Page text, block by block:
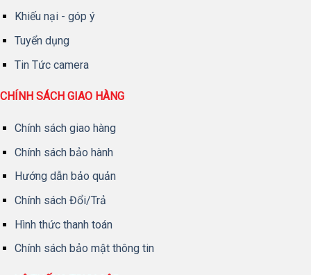
Khiếu nại - góp ý
Tuyển dụng
Tin Tức camera
CHÍNH SÁCH GIAO HÀNG
Chính sách giao hàng
Chính sách bảo hành
Hướng dẫn bảo quản
Chính sách Đổi/Trả
Hình thức thanh toán
Chính sách bảo mật thông tin